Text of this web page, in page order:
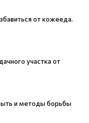
от кожееда.
участка от
и методы борьбы